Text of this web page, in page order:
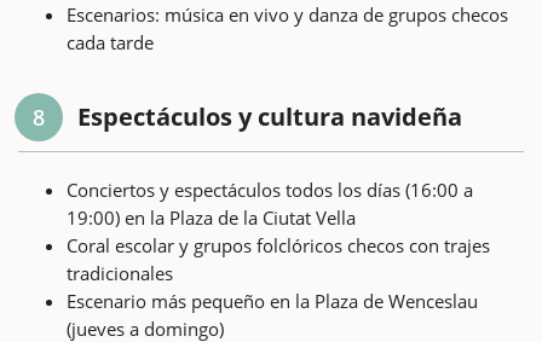
Escenarios: música en vivo y danza de grupos checos
cada tarde
8 Espectáculos y cultura navideña
Conciertos y espectáculos todos los días (16:00 a
19:00) en la Plaza de la Ciutat Vella
Coral escolar y grupos folclóricos checos con trajes
tradicionales
Escenario más pequeño en la Plaza de Wenceslau
(jueves a domingo)